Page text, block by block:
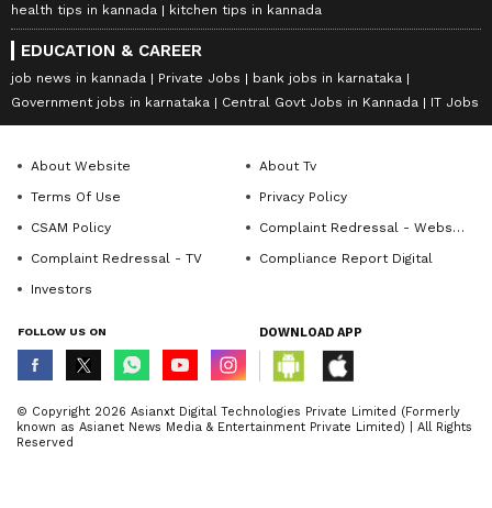
health tips in kannada
kitchen tips in kannada
EDUCATION & CAREER
job news in kannada Private Jobs
bank jobs in karnataka
Government jobs in karnataka
Central Govt Jobs in Kannada IT Jobs
About Website
About Tv
Terms Of Use
Privacy Policy
CSAM Policy
Complaint Redressal - Website
Complaint Redressal - TV
Compliance Report Digital
Investors
FOLLOW US ON DOWNLOAD APP
© Copyright 2026 Asianxt Digital Technologies Private Limited (Formerly
known as Asianet News Media & Entertainment Private Limited) | All Rights
Reserved